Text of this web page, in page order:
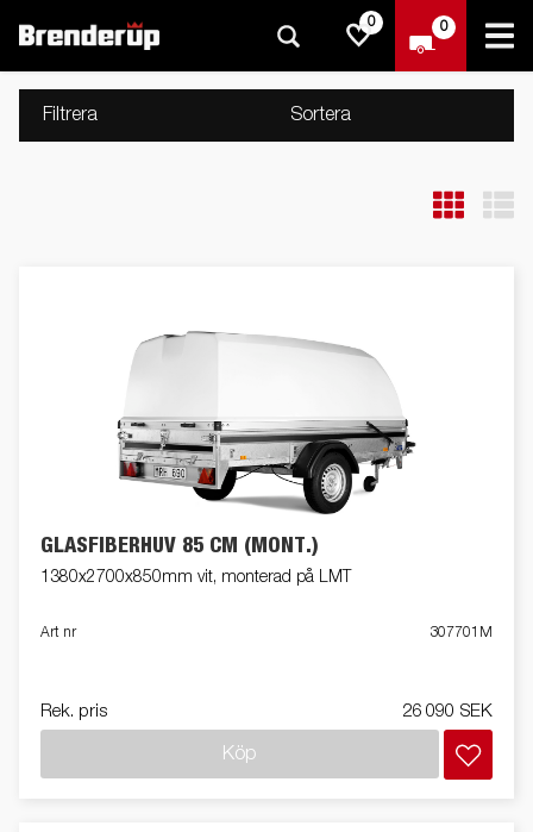
0 0
Filtrera Sortera
GLASFIBERHUV 85 CM (MONT.)
1380x2700x850mm vit, monterad på LMT
Art nr 307701M
Rek. pris 26 090 SEK
Köp